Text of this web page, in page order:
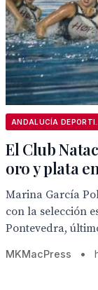
El Club
oro y plata
Marina García
con la selección
Pontevedra,
MKMacPress •